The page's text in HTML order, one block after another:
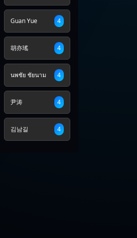
Guan Yue 4
胡亦瑤 4
นพชัย ชัยนาม 4
尹涛 4
김남길 4